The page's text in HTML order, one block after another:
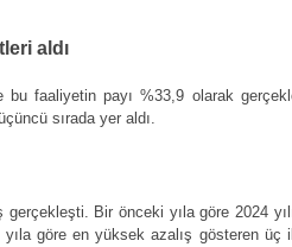
aldı
bu faaliyetin payı %33,9 olarak
sırada yer aldı.
Bir önceki yıla göre 2024
göre en yüksek azalış gösteren üç